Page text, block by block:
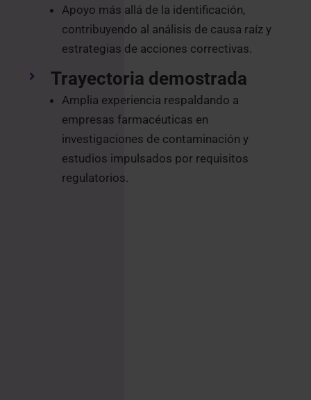
Apoyo más allá de la identificación,
contribuyendo al análisis de causa raíz y
estrategias de acciones correctivas.
Trayectoria demostrada
Amplia experiencia respaldando a
empresas farmacéuticas en
investigaciones de contaminación y
estudios impulsados por requisitos
regulatorios.